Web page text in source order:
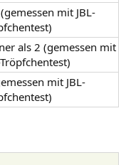
mit JBL-
als 2 (gemessen mit
Tröpfchentest)
mit JBL-